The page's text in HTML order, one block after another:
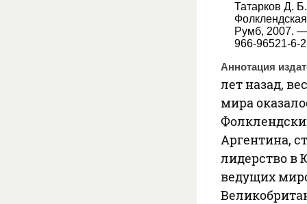
Татарков Д.
Румб, 2007.
966-96521-6-2
Аннотация
лет назад,
мира
Аргентина,
лидерство в
ведущих